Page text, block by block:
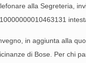
alla Segreteria,
in aggiunta alla
di Bose. Per chi